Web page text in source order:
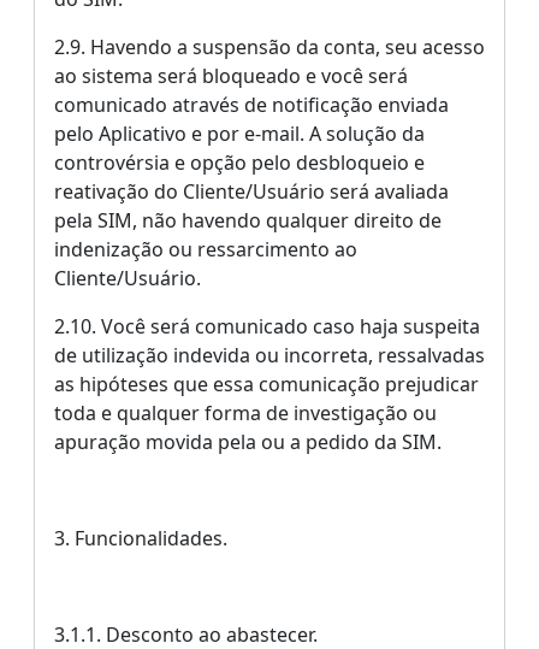
2.9. Havendo a suspensão da conta, seu acesso
ao sistema será bloqueado e você será
comunicado através de notificação enviada
pelo Aplicativo e por e-mail. A solução da
controvérsia e opção pelo desbloqueio e
reativação do Cliente/Usuário será avaliada
pela SIM, não havendo qualquer direito de
indenização ou ressarcimento ao
Cliente/Usuário.
2.10. Você será comunicado caso haja suspeita
de utilização indevida ou incorreta, ressalvadas
as hipóteses que essa comunicação prejudicar
toda e qualquer forma de investigação ou
apuração movida pela ou a pedido da SIM.
3. Funcionalidades.
3.1.1. Desconto ao abastecer.